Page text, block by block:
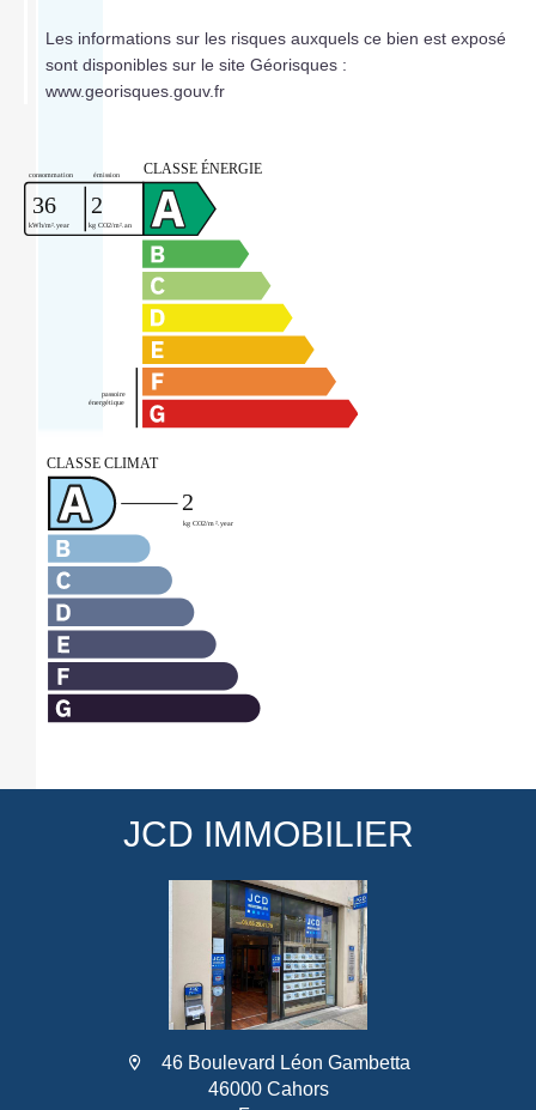
Les informations sur les risques auxquels ce bien est exposé
sont disponibles sur le site Géorisques :
www.georisques.gouv.fr
JCD IMMOBILIER
46 Boulevard Léon Gambetta
46000 Cahors